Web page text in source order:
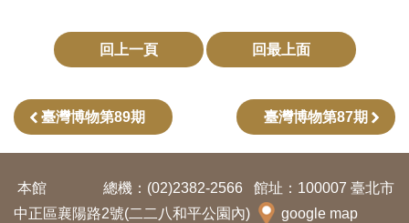
回上一頁 回最上面
臺灣博物第89期 臺灣博物第87期
本館 總機：(02)2382-2566
館址：100007 臺北市
中正區襄陽路2號(二二八和平公園內)
google map